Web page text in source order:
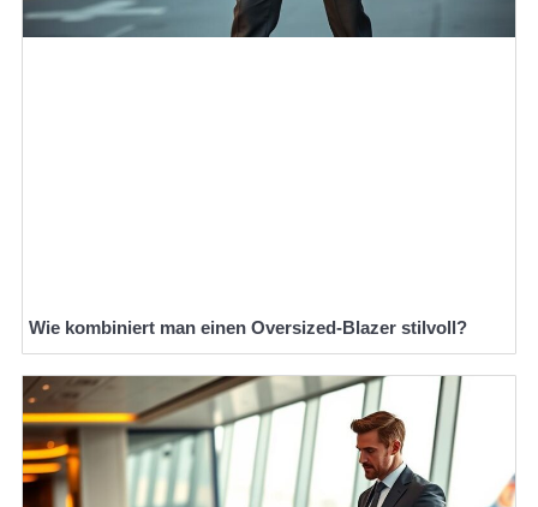
Wie kombiniert man einen Oversized-Blazer stilvoll?